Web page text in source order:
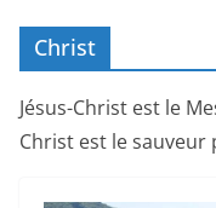
Christ
Jésus-Christ est le
Christ est le sauveur